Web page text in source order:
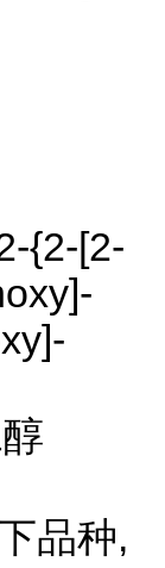
{2-[2-
品种,